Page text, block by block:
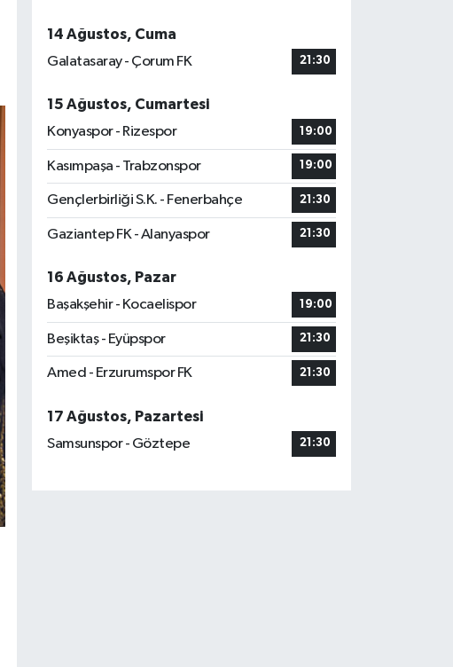
14 Ağustos, Cuma
Galatasaray - Çorum FK
21:30
15 Ağustos, Cumartesi
Konyaspor - Rizespor
19:00
Kasımpaşa - Trabzonspor 19:00
Gençlerbirliği S.K. - Fenerbahçe 21:30
Gaziantep FK - Alanyaspor 21:30
16 Ağustos, Pazar
Başakşehir - Kocaelispor
19:00
Beşiktaş - Eyüpspor 21:30
Amed - Erzurumspor FK 21:30
17 Ağustos, Pazartesi
Samsunspor - Göztepe
21:30